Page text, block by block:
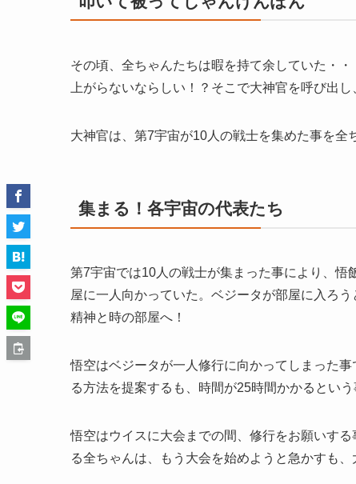
その頃、全ちゃんたちは暇を持て余していた・
上がらないならしい！？そこで大神官を呼び出
大神官は、第7宇宙が10人の戦士を集めた事を全
集まる！各宇宙の代表たち
第7宇宙では10人の戦士が集まった事により、
屋に一人向かっていた。ベジータが部屋に入ろ
精神と時の部屋へ！
悟空はベジータが一人修行に向かってしまった
る方法を提案するも、時間が25時間かかるという
悟空はウイスに大会までの間、修行をお願いす
る全ちゃんは、もう大会を始めようと急かすも、